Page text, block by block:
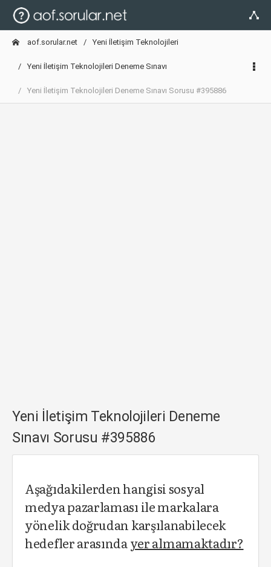
aof.sorular.net Yeni İletişim Teknolojileri
Yeni İletişim Teknolojileri Deneme Sınavı
Yeni İletişim Teknolojileri Deneme Sınavı Sorusu #395886
Yeni İletişim Teknolojileri Deneme
Sınavı Sorusu #395886
Aşağıdakilerden hangisi sosyal
medya pazarlaması ile markalara
yönelik doğrudan karşılanabilecek
hedefler arasındayer almamaktadır?